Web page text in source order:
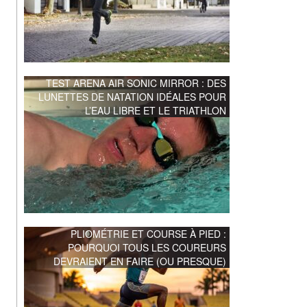
TEST ARENA AIR SONIC MIRROR : DES
LUNETTES DE NATATION IDÉALES POUR
L’EAU LIBRE ET LE TRIATHLON
PLIOMÉTRIE ET COURSE À PIED :
POURQUOI TOUS LES COUREURS
DEVRAIENT EN FAIRE (OU PRESQUE)